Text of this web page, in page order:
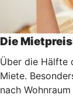
Die
Über die Hälfte
Miete.
nach